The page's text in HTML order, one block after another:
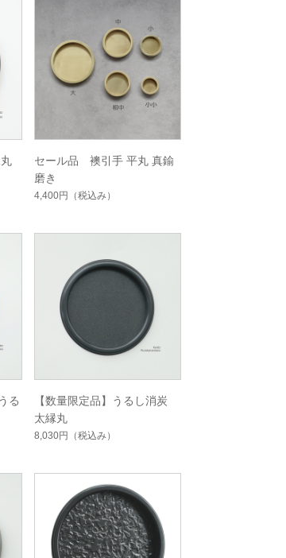
セール品 襖引手 平丸 真鍮
磨き
4,400円 （税込み）
る
【数量限定品】うるし消炭
太縁丸
8,030円 （税込み）